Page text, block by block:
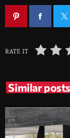
RATE IT
Similar posts